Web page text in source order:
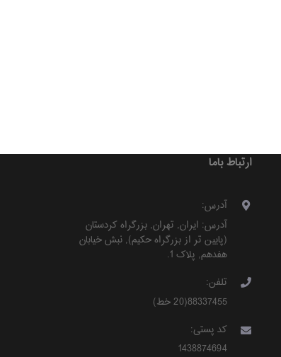
ارتباط باما
آدرس:
آدرس: ایران, تهران, بزرگراه کردستان
(پایین تر از بزرگراه حکیم), نبش خیابان
هفدهم, پلاک 1 .
تلفن:
88337455(20 خط)
کد پستی:
1438874694